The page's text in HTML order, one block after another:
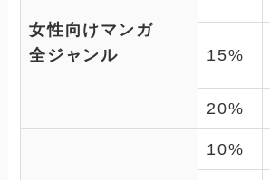
女性向けマンガ
全ジャンル
15%
20%
10%